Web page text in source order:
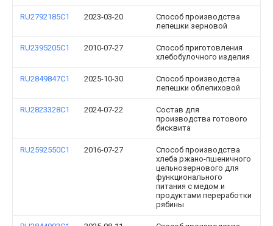
RU2792185C1 2023-03-20
Способ производства
лепешки зерновой
RU2395205C1 2010-07-27
Способ приготовления
хлебобулочного изделия
RU2849847C1 2025-10-30
Способ производства
лепешки облепиховой
RU2823328C1 2024-07-22
Состав для
производства готового
бисквита
RU2592550C1 2016-07-27
Способ производства
хлеба ржано-пшеничного
цельнозернового для
функционального
питания с медом и
продуктами переработки
рябины